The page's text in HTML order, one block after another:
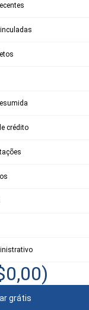
crédito
0,00)
grátis